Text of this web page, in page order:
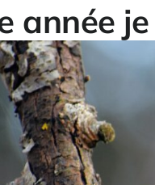
année